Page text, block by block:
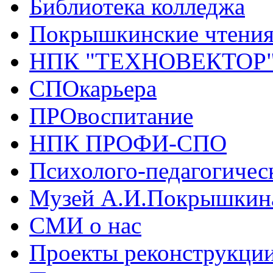
Библиотека колледжа
Покрышкинские
НПК
СПОкарьера
ПРОвоспитание
НПК ПРОФИ-СПО
Психолого-
Музей
СМИ о нас
Проекты